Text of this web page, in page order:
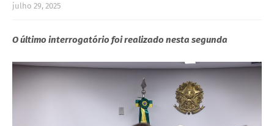
julho 29, 2025
O último interrogatório foi realizado nesta segunda